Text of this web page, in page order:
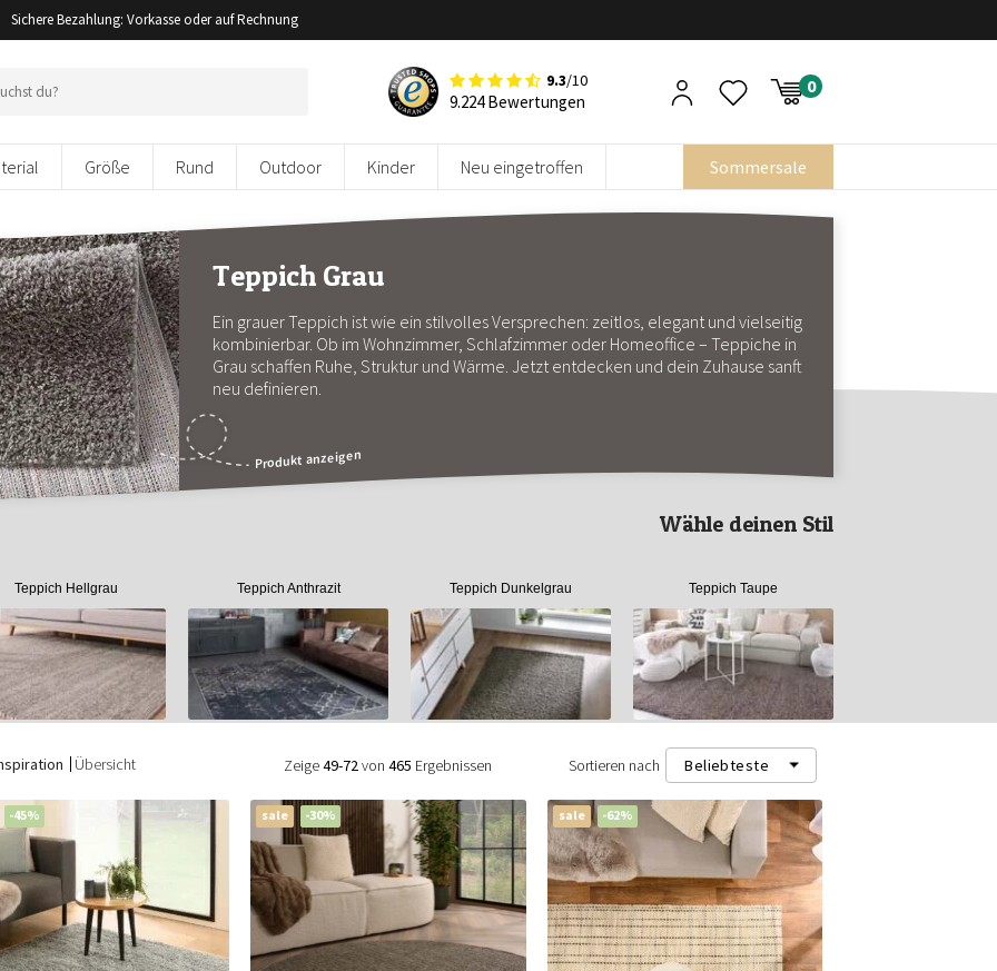
Sichere Bezahlung: Vorkasse oder auf Rechnung
9.3/10
9.224 Bewertungen
Größe Rund Outdoor Kinder Neu eingetroffen Sommersale
Teppich Grau
Ein grauer Teppich ist wie ein stilvolles Versprechen: zeitlos, elegant und vielseitig
kombinierbar. Ob im Wohnzimmer, Schlafzimmer oder Homeoffice – Teppiche in
Grau schaffen Ruhe, Struktur und Wärme. Jetzt entdecken und dein Zuhause sanft
neu definieren.
Produkt anzeigen
Teppich Hellgrau Teppich Anthrazit Teppich Dunkelgrau Teppich Taupe
Wähle deinen Stil
Übersicht Zeige49-72von465 Ergebnissen Sortieren nach Beliebteste
Beliebteste
Neueste
Niedrigster Preis (m²)
Höchster Preis (m²)
-45% sale -30% sale -62%